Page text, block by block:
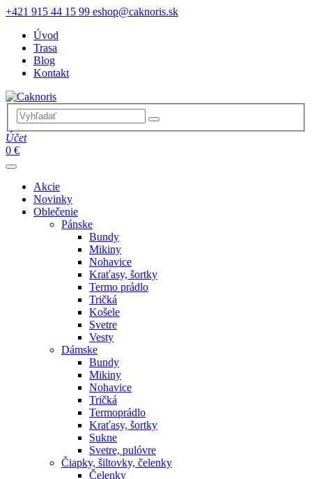
+421 915 44 15 99 eshop@caknoris.sk
Úvod
Trasa
Blog
Kontakt
Účet
0 €
Akcie
Novinky
Oblečenie
Pánske
Bundy
Mikiny
Nohavice
Kraťasy, šortky
Termo prádlo
Tričká
Košele
Svetre
Vesty
Dámske
Bundy
Mikiny
Nohavice
Tričká
Termoprádlo
Kraťasy, šortky
Sukne
Svetre, pulóvre
Čiapky, šiltovky, čelenky
Čelenky